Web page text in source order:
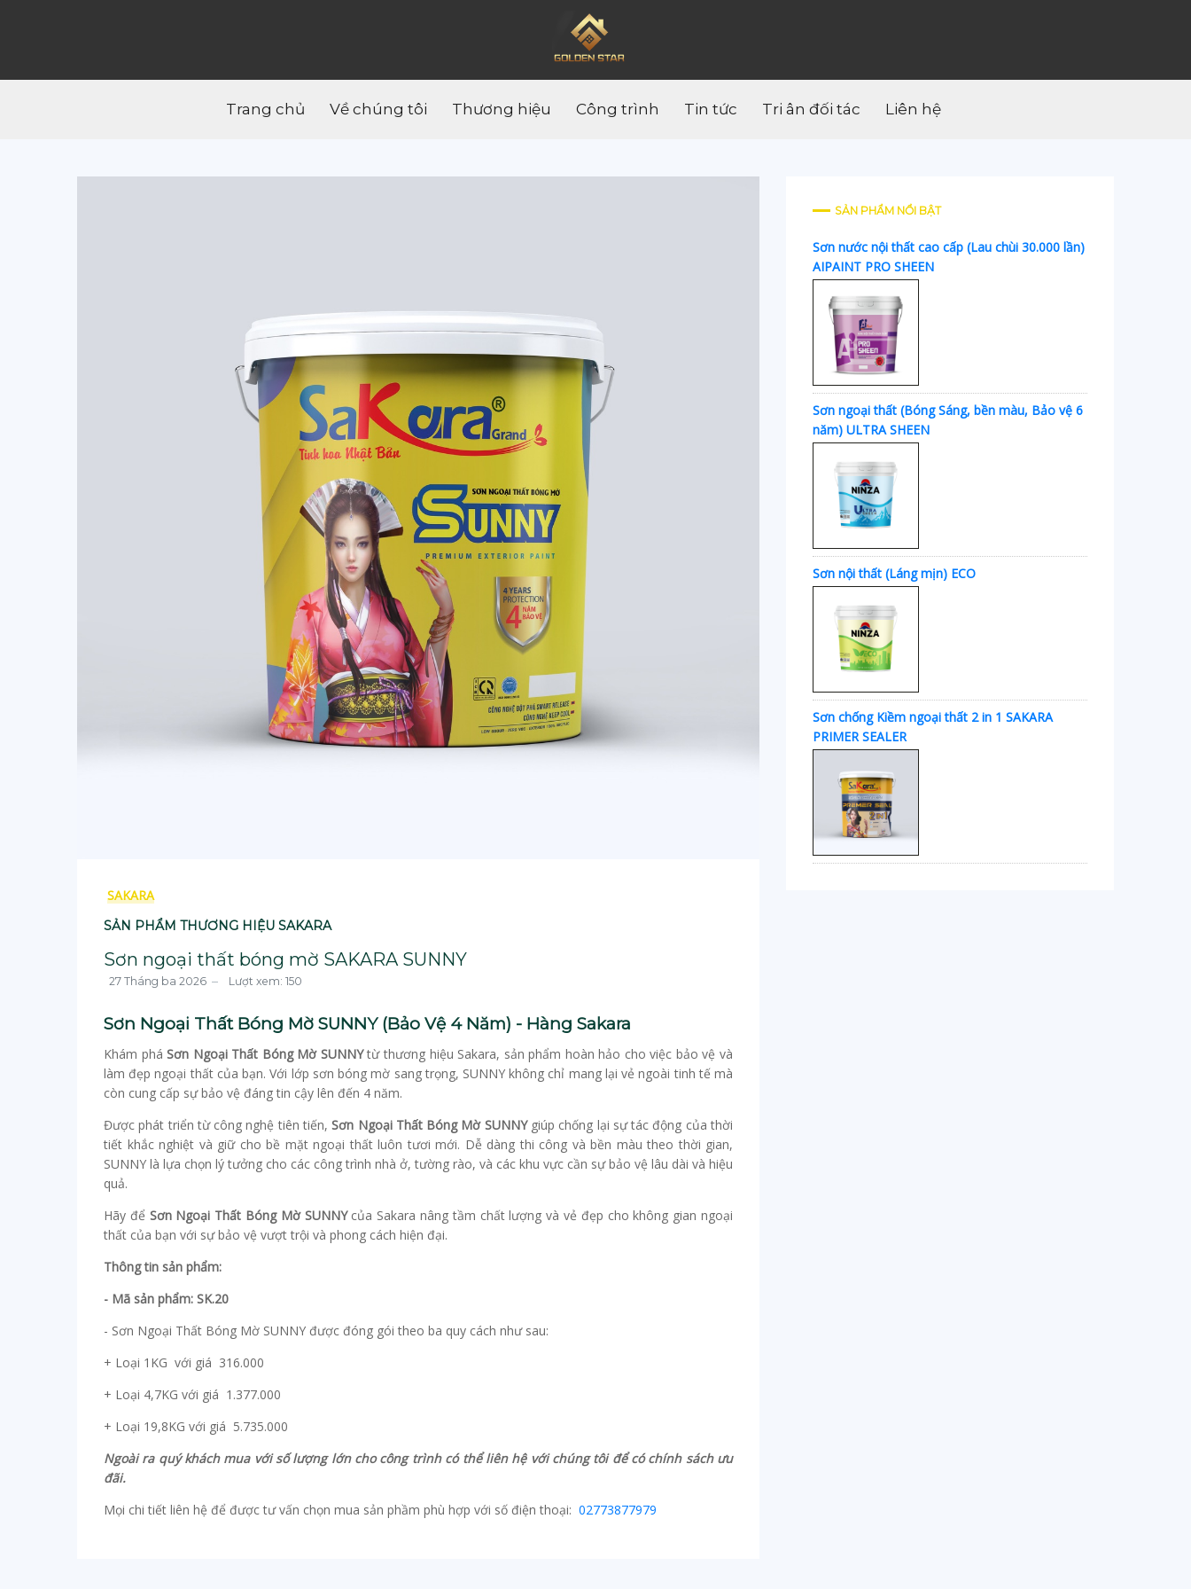
Trang chủ Về chúng tôi Thương hiệu Công trình Tin tức Tri ân đối tác Liên hệ
SAKARA
SẢN PHẨM THƯƠNG HIỆU SAKARA
Sơn ngoại thất bóng mờ SAKARA SUNNY
27 Tháng ba 2026 Lượt xem: 150
Sơn Ngoại Thất Bóng Mờ SUNNY (Bảo Vệ 4 Năm) - Hàng Sakara
Khám pháSơn Ngoại Thất Bóng Mờ SUNNYtừ thương hiệu Sakara, sản phẩm hoàn hảo cho việc bảo vệ và
làm đẹp ngoại thất của bạn. Với lớp sơn bóng mờ sang trọng, SUNNY không chỉ mang lại vẻ ngoài tinh tế mà
còn cung cấp sự bảo vệ đáng tin cậy lên đến 4 năm.
Được phát triển từ công nghệ tiên tiến,Sơn Ngoại Thất Bóng Mờ SUNNYgiúp chống lại sự tác động của thời
tiết khắc nghiệt và giữ cho bề mặt ngoại thất luôn tươi mới. Dễ dàng thi công và bền màu theo thời gian,
SUNNY là lựa chọn lý tưởng cho các công trình nhà ở, tường rào, và các khu vực cần sự bảo vệ lâu dài và hiệu
quả.
Hãy để Sơn Ngoại Thất Bóng Mờ SUNNYcủa Sakara nâng tầm chất lượng và vẻ đẹp cho không gian ngoại
thất của bạn với sự bảo vệ vượt trội và phong cách hiện đại.
Thông tin sản phẩm:
- Mã sản phẩm: SK.20
- Sơn Ngoại Thất Bóng Mờ SUNNY được đóng gói theo ba quy cách như sau:
+ Loại 1KG với giá 316.000
+ Loại 4,7KG với giá 1.377.000
+ Loại 19,8KG với giá 5.735.000
Ngoài ra quý khách mua với số lượng lớn cho công trình có thể liên hệ với chúng tôi để có chính sách ưu
đãi.
Mọi chi tiết liên hệ để được tư vấn chọn mua sản phầm phù hợp với số điện thoại: 02773877979
SẢN PHẨM NỔI BẬT
Sơn nước nội thất cao cấp (Lau chùi 30.000 lần)
AIPAINT PRO SHEEN
Sơn ngoại thất (Bóng Sáng, bền màu, Bảo vệ 6
năm) ULTRA SHEEN
Sơn nội thất (Láng mịn) ECO
Sơn chống Kiềm ngoại thất 2 in 1 SAKARA
PRIMER SEALER